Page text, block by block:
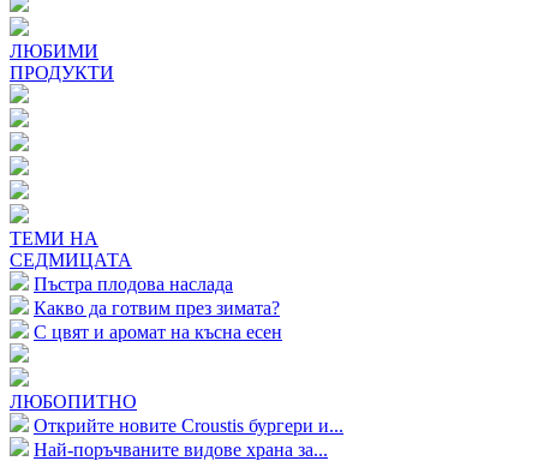
ЛЮБИМИ
ПРОДУКТИ
ТЕМИ НА
СЕДМИЦАТА
Пъстра плодова наслада
Какво да готвим през зимата?
С цвят и аромат на късна есен
ЛЮБОПИТНО
Открийте новите Croustis бургери и...
Най-поръчваните видове храна за...